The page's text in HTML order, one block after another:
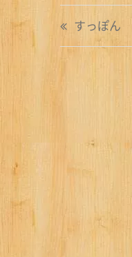
投
稿
ン
すっぽん